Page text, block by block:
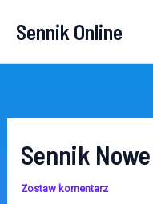
Sennik Online
Sennik
Zostaw komentarz